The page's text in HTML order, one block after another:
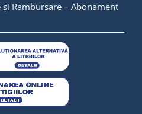
și Rambursare – Abonament